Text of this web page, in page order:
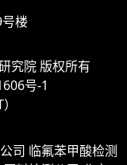
楼
究院版权所有
号-1
）
司 临氟苯甲酸检测